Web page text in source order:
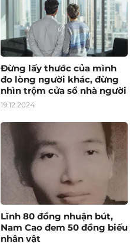
Đừng lấy thước của mình
đo lòng người khác, đừng
nhìn trộm cửa sổ nhà người
19.12.2024
Lĩnh 80 đồng nhuận bút,
Nam Cao đem 50 đồng biếu
nhân vật